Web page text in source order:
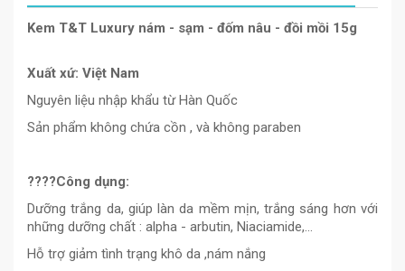
Kem T&T Luxury nám - sạm - đốm nâu - đồi mồi 15g
Xuất xứ: Việt Nam
Nguyên liệu nhập khẩu từ Hàn Quốc
Sản phẩm không chứa cồn , và không paraben
????Công dụng:
Dưỡng trắng da, giúp làn da mềm mịn, trắng sáng hơn với
những dưỡng chất : alpha - arbutin, Niaciamide,...
Hỗ trợ giảm tình trạng khô da ,nám nắng